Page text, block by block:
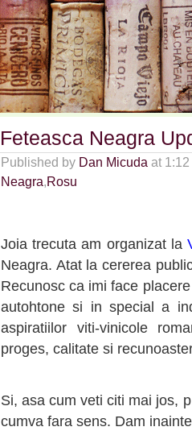
Feteasca Neagra
Published by Dan Micuda at
Neagra,Rosu
Joia trecuta am organizat la
Neagra. Atat la cererea
Recunosc ca imi face
autohtone si in special a
aspiratiilor viti-vinicole
proges, calitate si
Si, asa cum veti citi mai jos,
cumva fara sens. Dam